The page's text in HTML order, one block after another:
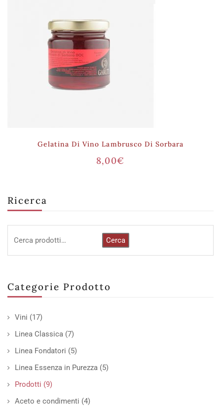
Ricerca
Cerca
Categorie Prodotto
Vini (17)
Linea Classica (7)
Linea Fondatori (5)
Linea Essenza in Purezza (5)
Prodotti (9)
Aceto e condimenti (4)
Gelatina Di Vino Lambrusco Di Sorbara
8,00€